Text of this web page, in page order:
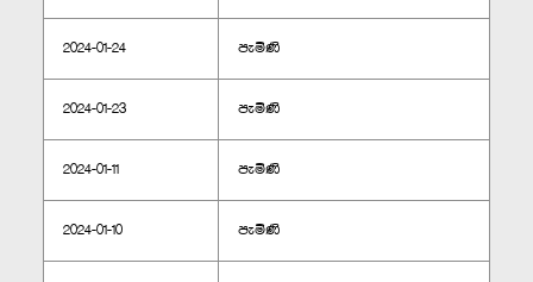
2024-01-24 පැමිණි
2024-01-23 පැමිණි
2024-01-11 පැමිණි
2024-01-10 පැමිණි